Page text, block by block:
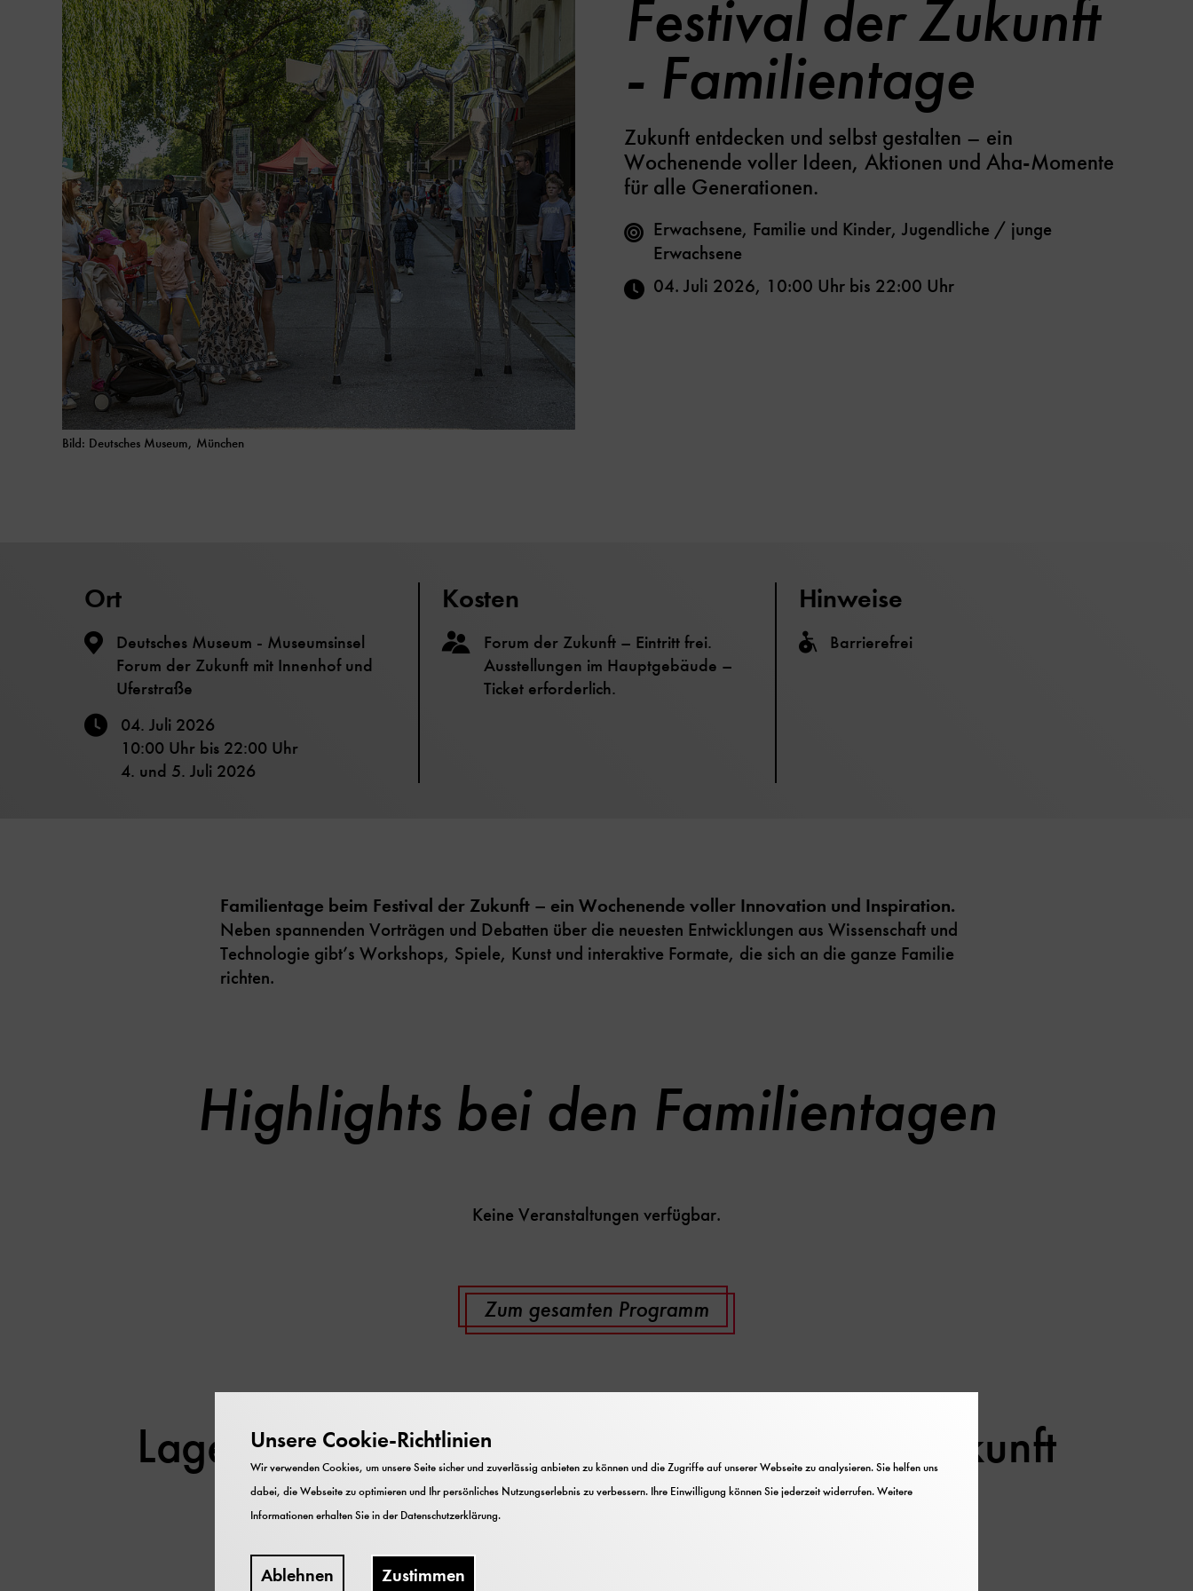
Bild: Deutsches Museum, München
Festival der Zukunft
- Familientage
Zukunft entdecken und selbst gestalten – ein
Wochenende voller Ideen, Aktionen und Aha-Momente
für alle Generationen.
Erwachsene, Familie und Kinder, Jugendliche / junge
Erwachsene
04. Juli 2026, 10:00 Uhrbis 22:00 Uhr
Ort
Deutsches Museum - Museumsinsel
Forum der Zukunft mit Innenhof und
Uferstraße
04. Juli 2026
10:00 Uhr bis 22:00 Uhr
4. und 5. Juli 2026
Kosten
Forum der Zukunft – Eintritt frei.
Ausstellungen im Hauptgebäude –
Ticket erforderlich.
Hinweise
Barrierefrei
Familientage beim Festival der Zukunft – ein Wochenende voller Innovation und Inspiration.
Neben spannenden Vorträgen und Debatten über die neuesten Entwicklungen aus Wissenschaft und
Technologie gibt’s Workshops, Spiele, Kunst und interaktive Formate, die sich an die ganze Familie
richten.
Highlights bei den Familientagen
Keine Veranstaltungen verfügbar.
Zum gesamten Programm
Lageplan - Familientage am Festival der Zukunft
Unsere Cookie-Richtlinien
Wir verwenden Cookies, um unsere Seite sicher und zuverlässig anbieten zu können und die Zugriffe auf unserer Webseite zu analysieren. Sie helfen uns
dabei, die Webseite zu optimieren und Ihr persönliches Nutzungserlebnis zu verbessern. Ihre Einwilligung können Sie jederzeit widerrufen. Weitere
Informationen erhalten Sie in derDatenschutzerklärung.
Ablehnen Zustimmen